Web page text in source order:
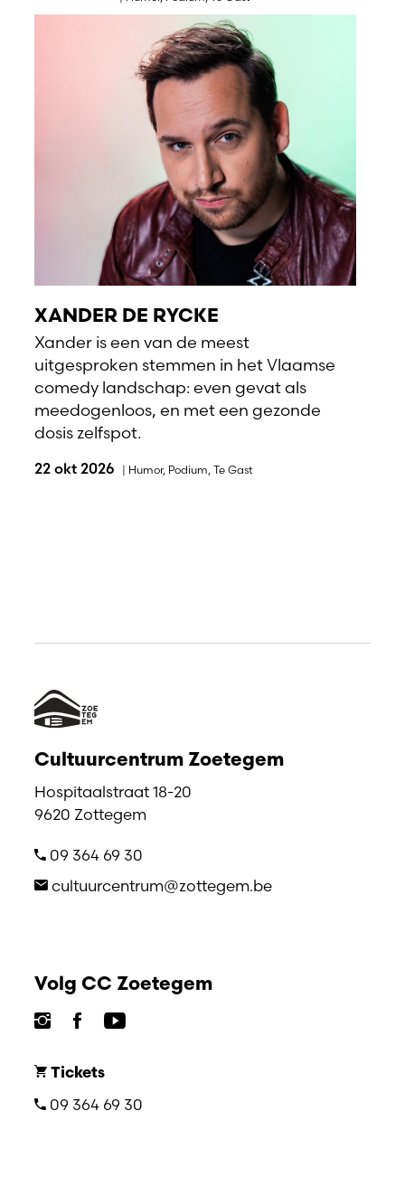
XANDER DE RYCKE
Xander is een van de meest
uitgesproken stemmen in het Vlaamse
comedy landschap: even gevat als
meedogenloos, en met een gezonde
dosis zelfspot.
22 okt 2026 | Humor, Podium, Te Gast
Cultuurcentrum Zoetegem
Hospitaalstraat 18-20
9620 Zottegem
09 364 69 30
cultuurcentrum@zottegem.be
Volg CC Zoetegem
Tickets
09 364 69 30